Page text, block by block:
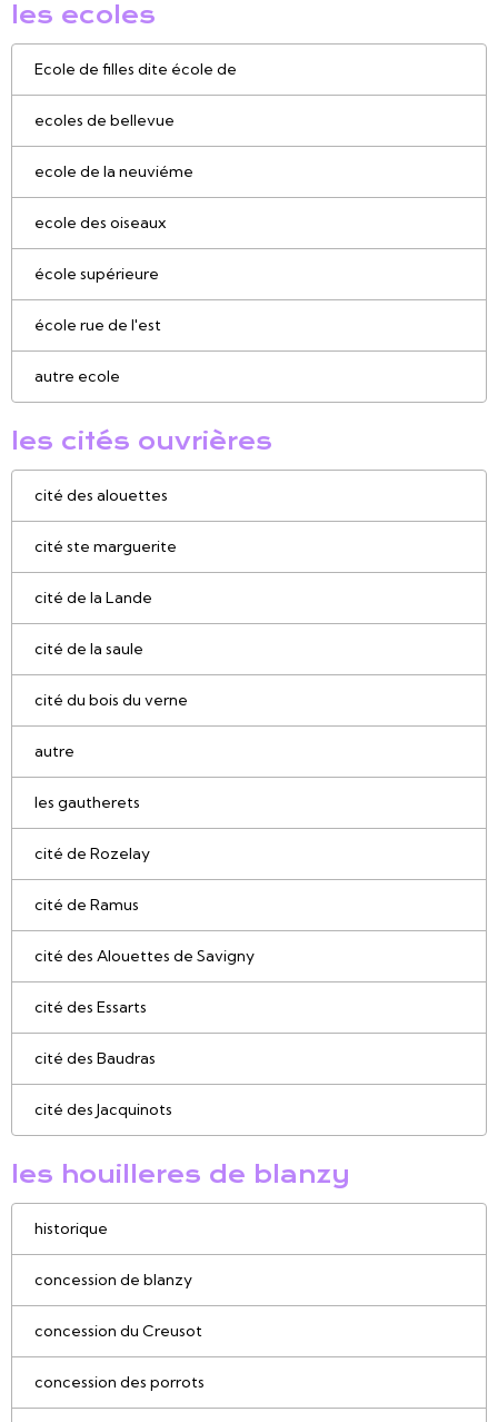
les ecoles
Ecole de filles dite école de
ecoles de bellevue
ecole de la neuviéme
ecole des oiseaux
école supérieure
école rue de l'est
autre ecole
les cités ouvrières
cité des alouettes
cité ste marguerite
cité de la Lande
cité de la saule
cité du bois du verne
autre
les gautherets
cité de Rozelay
cité de Ramus
cité des Alouettes de Savigny
cité des Essarts
cité des Baudras
cité des Jacquinots
les houilleres de blanzy
historique
concession de blanzy
concession du Creusot
concession des porrots